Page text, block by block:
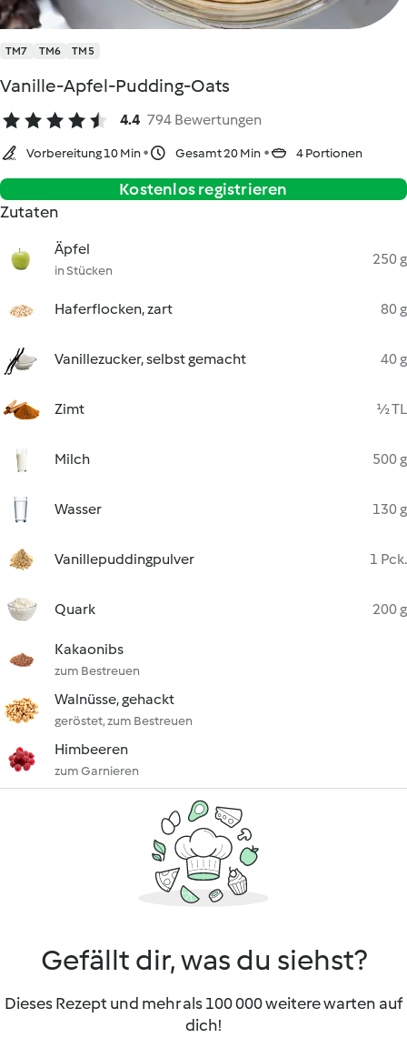
TM7 TM6 TM5
Vanille-Apfel-Pudding-Oats
4.4 794 Bewertungen
Vorbereitung 10 Min Gesamt 20 Min 4 Portionen
Kostenlos registrieren
Zutaten
Äpfel
in Stücken
250 g
Haferflocken, zart 80 g
Vanillezucker, selbst gemacht 40 g
Zimt ½ TL
Milch 500 g
Wasser 130 g
Vanillepuddingpulver 1 Pck.
Quark 200 g
Kakaonibs
zum Bestreuen
Walnüsse, gehackt
geröstet, zum Bestreuen
Himbeeren
zum Garnieren
Gefällt dir, was du siehst?
Dieses Rezept und mehr als 100 000 weitere warten auf
dich!